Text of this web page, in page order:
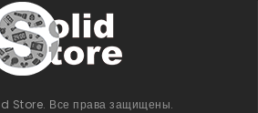
Store. Все права защищены.